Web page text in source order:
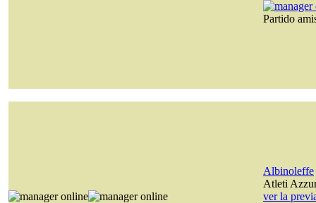
Partido
Albinoleffe
Atleti
ver la